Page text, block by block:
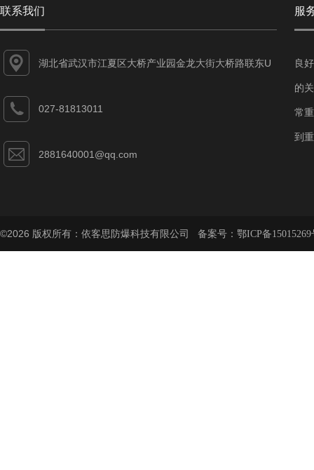
联系我们
湖北省武汉市江夏区大桥产业园金龙大街大桥路联东U
027-81813011
2881640001@qq.com
服
良
的
常
到
©2026 版权所有：依客思防爆科技有限公司 备案号： 鄂ICP备15015269